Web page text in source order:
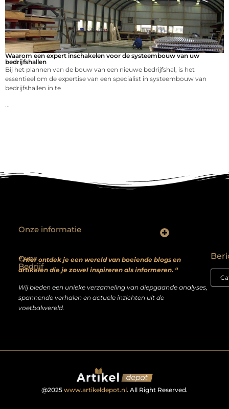
Waarom een expert inschakelen voor de systeembouw van uw
bedrijfshallen
Bij het plannen van de bouw van een nieuwe bedrijfshal, is het
essentieel om de expertise van een specialist in systeembouw van
bedrijfshallen in te
Over
Bedrijf
” Hier ontdek je een wereld van boeiende blogs en
artikelen die je zowel inspireren als informeren. “
Wij bieden een unieke verzameling van diepgaande analyses,
spannende verhalen en actuele inzichten uit de
voetbalwereld.
Onze informatie
@2025 www.artikeldepot.nl. All Right Reserved.